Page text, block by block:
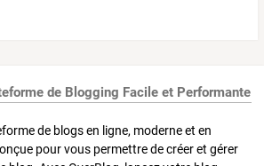
de Blogging Facile et Performante
de blogs en ligne, moderne et en
pour vous permettre de créer et gérer